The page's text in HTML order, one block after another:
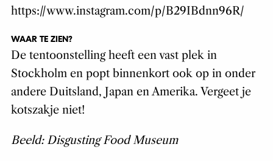
https://www.instagram.com/p/B29IBdnn96R/
WAAR TE ZIEN?
De tentoonstelling heeft een vast plek in
Stockholm en popt binnenkort ook op in onder
andere Duitsland, Japan en Amerika. Vergeet je
kotszakje niet!
Beeld: Disgusting Food Museum